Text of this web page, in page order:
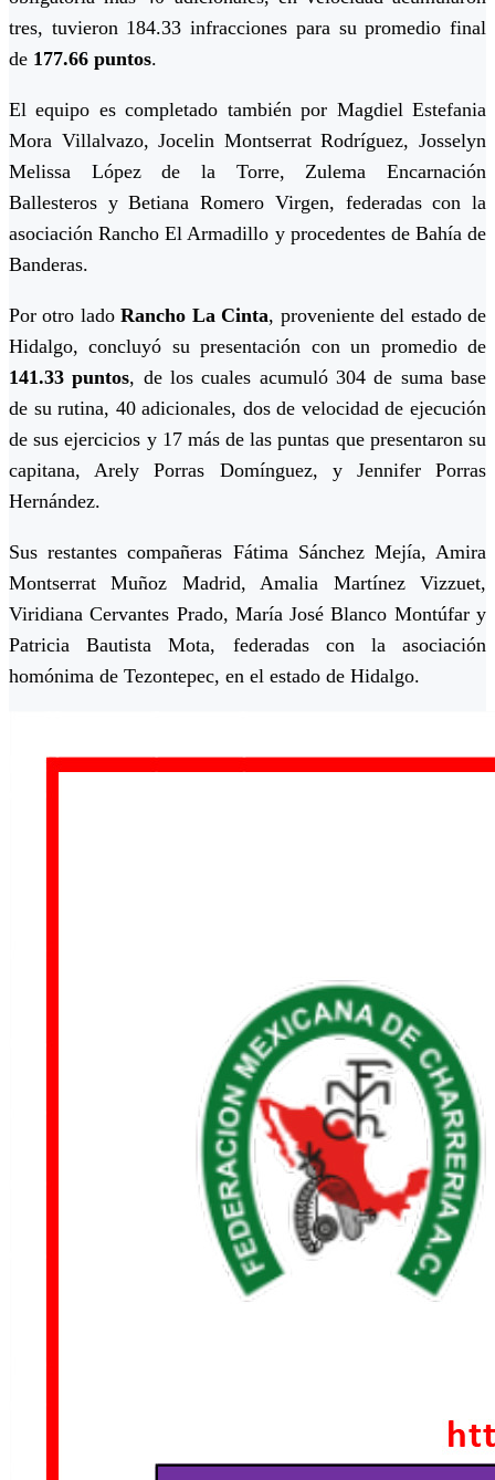
tres, tuvieron 184.33 infracciones para su promedio final
de 177.66 puntos.
El equipo es completado también por Magdiel Estefania
Mora Villalvazo, Jocelin Montserrat Rodríguez, Josselyn
Melissa López de la Torre, Zulema Encarnación
Ballesteros y Betiana Romero Virgen, federadas con la
asociación Rancho El Armadillo y procedentes de Bahía de
Banderas.
Por otro ladoRancho La Cinta, proveniente del estado de
Hidalgo, concluyó su presentación con un promedio de
141.33 puntos, de los cuales acumuló 304 de suma base
de su rutina, 40 adicionales, dos de velocidad de ejecución
de sus ejercicios y 17 más de las puntas que presentaron su
capitana, Arely Porras Domínguez, y Jennifer Porras
Hernández.
Sus restantes compañeras Fátima Sánchez Mejía, Amira
Montserrat Muñoz Madrid, Amalia Martínez Vizzuet,
Viridiana Cervantes Prado, María José Blanco Montúfar y
Patricia Bautista Mota, federadas con la asociación
homónima de Tezontepec, en el estado de Hidalgo.